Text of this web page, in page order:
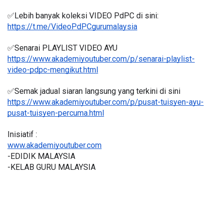
✅Lebih banyak koleksi VIDEO PdPC di sini:
https://t.me/VideoPdPCgurumalaysia
✅Senarai PLAYLIST VIDEO AYU
https://www.akademiyoutuber.com/p/senarai-playlist-
video-pdpc-mengikut.html
✅Semak jadual siaran langsung yang terkini di sini
https://www.akademiyoutuber.com/p/pusat-tuisyen-ayu-
pusat-tuisyen-percuma.html
Inisiatif :
www.akademiyoutuber.com
-EDIDIK MALAYSIA
-KELAB GURU MALAYSIA